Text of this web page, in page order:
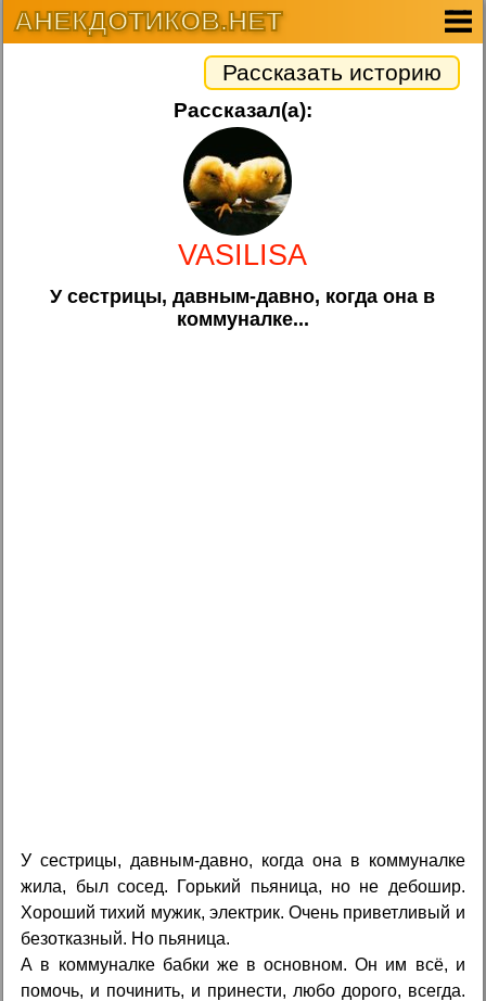
АНЕКДОТИКОВ.НЕТ
Рассказать историю
Рассказал(а):
VASILISA
У сестрицы, давным-давно, когда она в
коммуналке...
У сестрицы, давным-давно, когда она в коммуналке
жила, был сосед. Горький пьяница, но не дебошир.
Хороший тихий мужик, электрик. Очень приветливый и
безотказный. Но пьяница.
А в коммуналке бабки же в основном. Он им всё, и
помочь, и починить, и принести, любо дорого, всегда.